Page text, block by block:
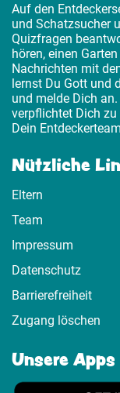
Auf den
und Schatzsucher
Quizfragen
hören, einen
Nachrichten mit
lernst Du Gott und
und melde Dich
verpflichtet Dich zu
Dein Entdeckerteam
Nützliche
Eltern
Team
Impressum
Datenschutz
Barrierefreiheit
Zugang löschen
Unsere Apps